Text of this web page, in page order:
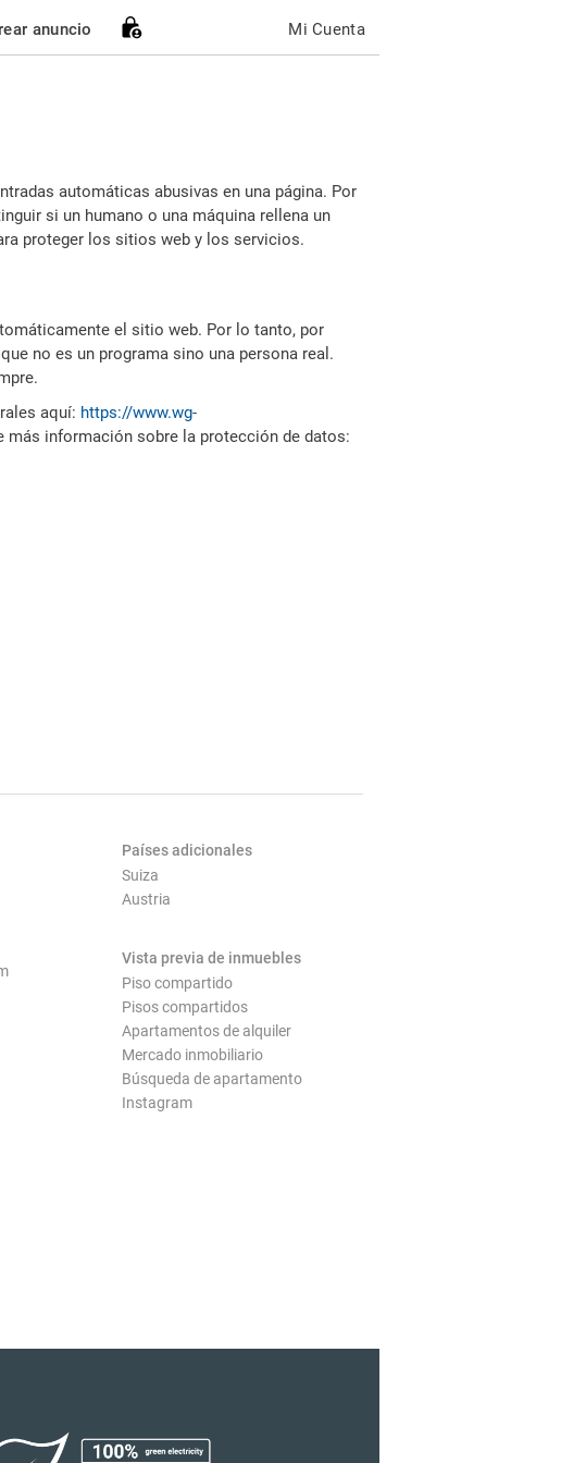
anuncio Mi Cuenta
automáticas abusivas en una página. Por
si un humano o una máquina rellena un
proteger los sitios web y los servicios.
el sitio web. Por lo tanto, por
no es un programa sino una persona real.
aquí: https://www.wg-
más información sobre la protección de datos:
Países adicionales
Suiza
Austria
Vista previa de inmuebles
Piso compartido
Pisos compartidos
Apartamentos de alquiler
Mercado inmobiliario
Búsqueda de apartamento
Instagram